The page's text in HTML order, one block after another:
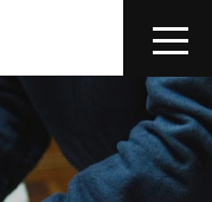
toggle